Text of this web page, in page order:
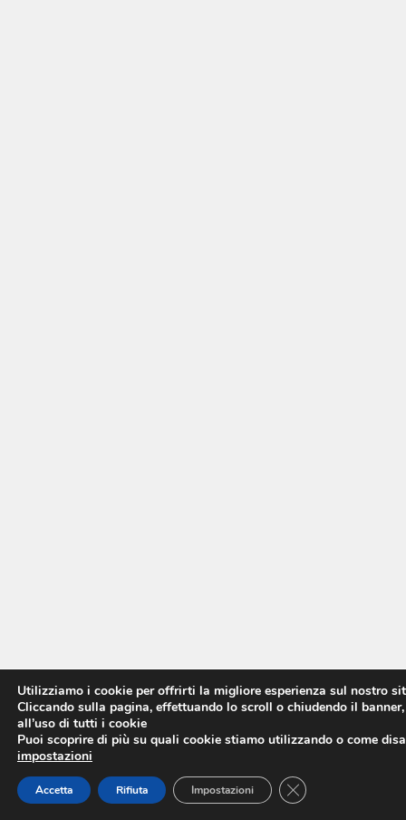
Utilizziamo i cookie per offrirti la migliore esperienza sul nostro
Cliccando sulla pagina, effettuando lo scroll o chiudendo il
all’uso di tutti i cookie
Puoi scoprire di più su quali cookie stiamo utilizzando o come
impostazioni
Accetta Rifiuta Impostazioni CLOSE GDPR